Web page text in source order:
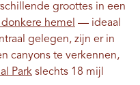
groottes in een
hemel — ideaal
gelegen, zijn er in
canyons te verkennen,
Park slechts 18 mijl